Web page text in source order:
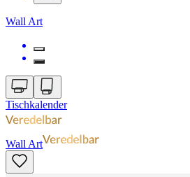
Wall Art
Tischkalender
Wall Art